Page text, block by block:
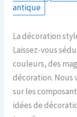
antique
La décoration
Laissez-vous
couleurs, des
décoration. Nous
sur les
idées de